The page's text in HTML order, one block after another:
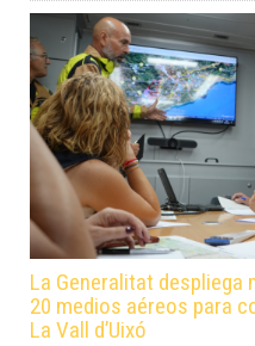
La Generalitat despliega
20 medios aéreos para
La Vall d’Uixó